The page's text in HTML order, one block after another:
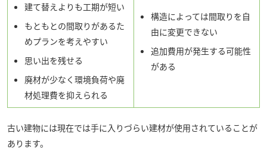
建て替えよりも工期が短い
もともとの間取りがあるた
めプランを考えやすい
思い出を残せる
廃材が少なく環境負荷や廃
材処理費を抑えられる
構造によっては間取りを自
由に変更できない
追加費用が発生する可能性
がある
古い建物には現在では手に入りづらい建材が使用されていることが
あります。